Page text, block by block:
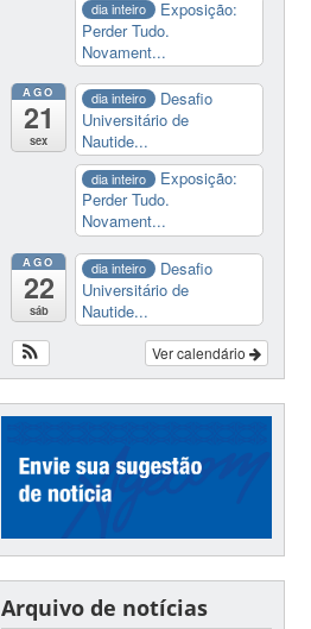
dia inteiro
Exposição:
Perder Tudo.
Novament...
AGO
21
sex
dia inteiro
Desafio
Universitário de
Nautide...
dia inteiro
Exposição:
Perder Tudo.
Novament...
AGO
22
sáb
dia inteiro
Desafio
Universitário de
Nautide...
Ver calendário
Arquivo de notícias